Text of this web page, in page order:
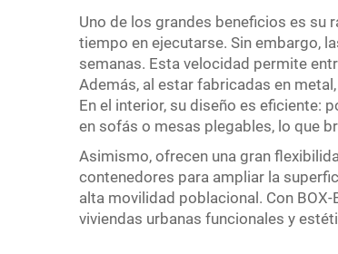
Uno de los grandes beneficios es
tiempo en ejecutarse. Sin embargo,
semanas. Esta velocidad permite
Además, al estar fabricadas en
En el interior, su diseño es eficiente:
en sofás o mesas plegables, lo que
Asimismo, ofrecen una gran
contenedores para ampliar la
alta movilidad poblacional. Con
viviendas urbanas funcionales y